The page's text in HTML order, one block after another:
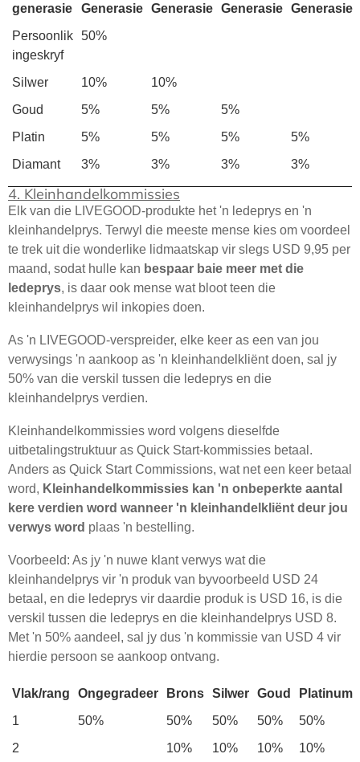
generasie Generasie Generasie Generasie Generasie
Persoonlik
ingeskryf
50%
Silwer 10%
10%
Goud
5% 5%
5%
Platin
5% 5% 5%
5%
Diamant
3% 3% 3% 3%
4. Kleinhandelkommissies
Elk van die LIVEGOOD-produkte het 'n ledeprys en 'n
kleinhandelprys. Terwyl die meeste mense kies om voordeel
te trek uit die wonderlike lidmaatskap vir slegs USD 9,95 per
maand, sodat hulle kan bespaar baie meer met die
ledeprys, is daar ook mense wat bloot teen die
kleinhandelprys wil inkopies doen.
As 'n LIVEGOOD-verspreider, elke keer as een van jou
verwysings 'n aankoop as 'n kleinhandelkliënt doen, sal jy
50% van die verskil tussen die ledeprys en die
kleinhandelprys verdien.
Kleinhandelkommissies word volgens dieselfde
uitbetalingstruktuur as Quick Start-kommissies betaal.
Anders as Quick Start Commissions, wat net een keer betaal
word, Kleinhandelkommissies kan 'n onbeperkte aantal
kere verdien word wanneer 'n kleinhandelkliënt deur jou
verwys word plaas 'n bestelling.
Voorbeeld: As jy 'n nuwe klant verwys wat die
kleinhandelprys vir 'n produk van byvoorbeeld USD 24
betaal, en die ledeprys vir daardie produk is USD 16, is die
verskil tussen die ledeprys en die kleinhandelprys USD 8.
Met 'n 50% aandeel, sal jy dus 'n kommissie van USD 4 vir
hierdie persoon se aankoop ontvang.
Vlak/rang Ongegradeer Brons Silwer Goud
Platinum
1
50% 50% 50% 50%
50%
2
10% 10% 10%
10%